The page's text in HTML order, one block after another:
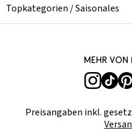
Topkategorien / Saisonales
Mehr
Preisangaben inkl.